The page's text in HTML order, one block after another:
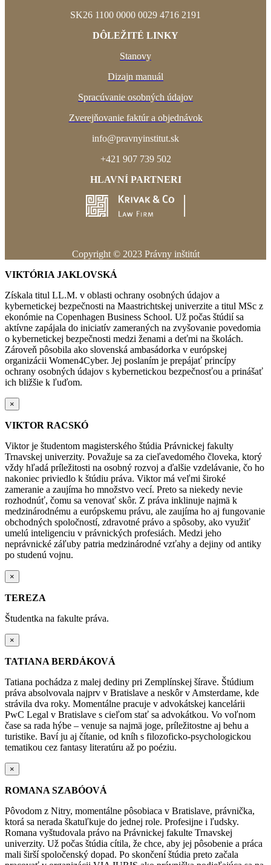
SK26 1100 0000 0029 4716 2191
DÔLEŽITÉ LINKY
Stanovy
Dizajn manuál
Spracúvanie osobných údajov
Zverejňovanie faktúr a objednávok
info@pravnyinstitut.sk
+421 907 739 502
HLAVNÍ PARTNERI
Copyright © 2023 Právny inštitút
VIKTÓRIA JAKLOVSKÁ
Získala titul LL.M. v oblasti ochrany osobných údajov a
kybernetickej bezpečnosti na Maastrichtskej univerzite a titul MSc z
ekonómie na Copenhagen Business School. Už počas štúdií sa
aktívne zapájala do iniciatív zameraných na zvyšovanie povedomia
o kybernetickej bezpečnosti medzi ženami a deťmi na školách.
Zároveň pôsobila ako slovenská ambasádorka v európskej
organizácii Women4Cyber. Jej poslaním je prepájať princípy
ochrany osobných údajov s kybernetickou bezpečnosťou a prinášať
ich bližšie k ľuďom.
×
VIKTOR RACSKÓ
Viktor je študentom magisterského štúdia Právnickej fakulty
Trnavskej univerzity. Považuje sa za cieľavedomého človeka, ktorý
vždy hľadá príležitosti na osobný rozvoj a ďalšie vzdelávanie, čo ho
nakoniec priviedlo k štúdiu práva. Viktor má veľmi široké
zameranie a zaujíma ho množstvo vecí. Preto sa niekedy nevie
rozhodnúť, čomu sa venovať skôr. Z práva inklinuje najmä k
medzinárodnému a európskemu právu, ale zaujíma ho aj fungovanie
obchodných spoločností, zdravotné právo a spôsoby, ako využiť
umelú inteligenciu v právnických profesiách. Medzi jeho
neprávnické záľuby patria medzinárodné vzťahy a dejiny od antiky
po studenú vojnu.
×
TEREZA
Študentka na fakulte práva.
×
TATIANA BERDÁKOVÁ
Tatiana pochádza z malej dediny pri Zemplínskej šírave. Štúdium
práva absolvovala najprv v Bratislave a neskôr v Amsterdame, kde
strávila dva roky. Momentálne pracuje v advokátskej kancelárii
PwC Legal v Bratislave s cieľom stať sa advokátkou. Vo voľnom
čase sa rada hýbe – venuje sa najmä joge, príležitostne aj behu a
turistike. Baví ju aj čítanie, od kníh s filozoficko-psychologickou
tematikou cez fantasy literatúru až po poéziu.
×
ROMANA SZABÓOVÁ
Pôvodom z Nitry, momentálne pôsobiaca v Bratislave, právnička,
ktorá sa nerada škatuľkuje do jednej role. Profesijne i ľudsky.
Romana vyštudovala právo na Právnickej fakulte Trnavskej
univerzity. Už počas štúdia cítila, že chce, aby jej pôsobenie a práca
mali širší spoločenský dopad. Po skončení štúdia preto začala